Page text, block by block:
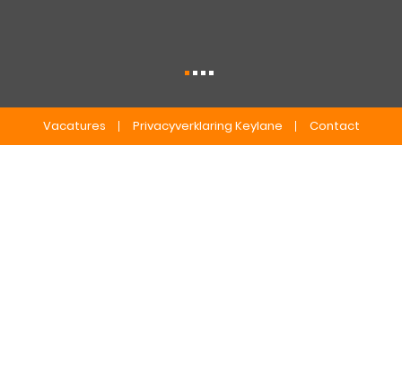
Vacatures Privacyverklaring Keylane Contact